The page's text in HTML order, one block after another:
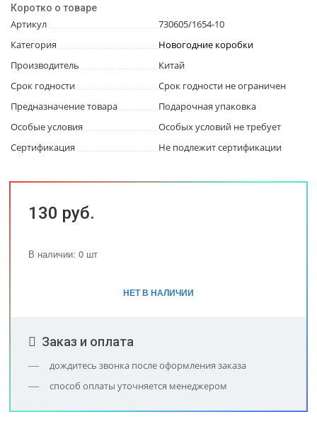
Коротко о товаре
Артикул
730605/1654-10
Категория
Новогодние коробки
Производитель
Китай
Срок годности
Срок годности не ограничен
Предназначение товара
Подарочная упаковка
Особые условия
Особых условий не требует
Сертификация
Не подлежит сертификации
130 руб.
В наличии: 0 шт
НЕТ В НАЛИЧИИ
Заказ и оплата
дождитесь звонка после оформления заказа
способ оплаты уточняется менеджером